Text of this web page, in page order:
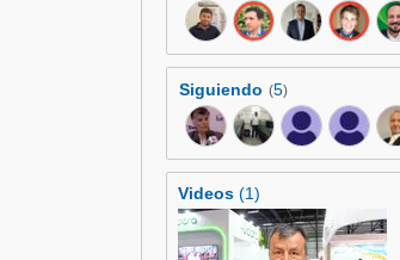
Siguiendo (5)
Videos(1)